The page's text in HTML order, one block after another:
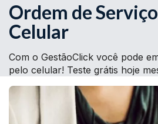
Ordem de
Celular
Com o GestãoClick você pode
pelo celular! Teste grátis hoje